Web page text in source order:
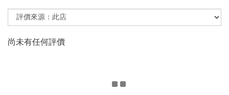
尚未有任何評價